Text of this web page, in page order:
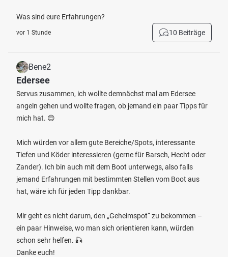
Was sind eure Erfahrungen?
vor 1 Stunde 10 Beiträge
Bene2
Edersee
Servus zusammen, ich wollte demnächst mal am Edersee
angeln gehen und wollte fragen, ob jemand ein paar Tipps für
mich hat. 😊
Mich würden vor allem gute Bereiche/Spots, interessante
Tiefen und Köder interessieren (gerne für Barsch, Hecht oder
Zander). Ich bin auch mit dem Boot unterwegs, also falls
jemand Erfahrungen mit bestimmten Stellen vom Boot aus
hat, wäre ich für jeden Tipp dankbar.
Mir geht es nicht darum, den „Geheimspot“ zu bekommen –
ein paar Hinweise, wo man sich orientieren kann, würden
schon sehr helfen. 🎣
Danke euch!